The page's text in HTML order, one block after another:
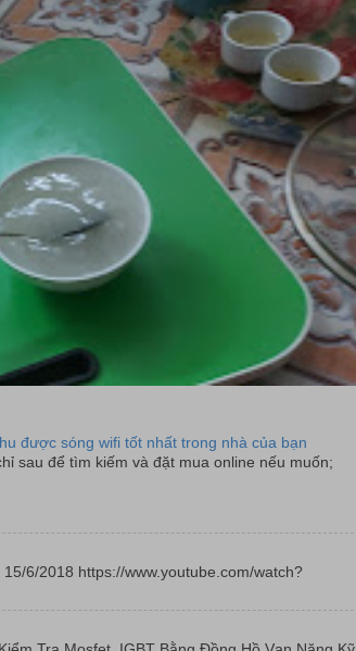
được sóng wifi tốt nhất trong nhà của bạn
sau để tìm kiếm và đặt mua online nếu muốn;
6/2018 https://www.youtube.com/watch?